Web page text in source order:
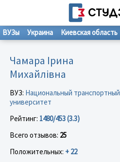
ВУЗы Украина Киевская область
Чамара Ірина
Михайлівна
ВУЗ: Национальный транспортный
университет
Рейтинг: 1480/453 (3.3)
Всего отзывов: 25
Положительных: + 22